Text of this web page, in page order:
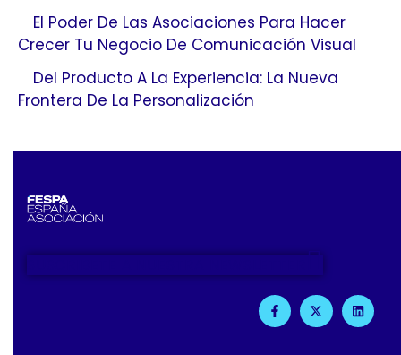
El Poder De Las Asociaciones Para Hacer
Crecer Tu Negocio De Comunicación Visual
Del Producto A La Experiencia: La Nueva
Frontera De La Personalización
F
A
C
X
-
T
L
I
N